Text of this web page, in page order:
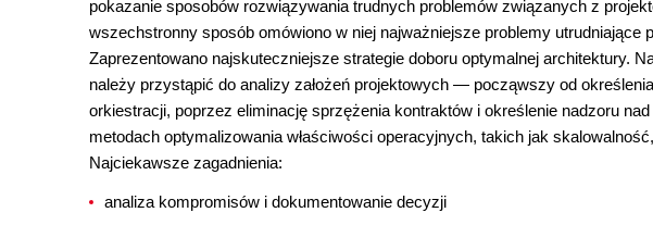
pokazanie sposobów rozwiązywania trudnych problemów związanych z
wszechstronny sposób omówiono w niej najważniejsze problemy utrudniające
Zaprezentowano najskuteczniejsze strategie doboru optymalnej architektury.
należy przystąpić do analizy założeń projektowych ― począwszy od
orkiestracji, poprzez eliminację sprzężenia kontraktów i określenie nadzoru
metodach optymalizowania właściwości operacyjnych, takich jak
Najciekawsze zagadnienia:
analiza kompromisów i dokumentowanie decyzji